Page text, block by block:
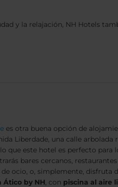
y la relajación, NH Hotels
es otra buena opción de
Liberdade, una calle arbolada
que este hotel es perfecto para
bares cercanos, restaurantes
ocio, o, simplemente, disfruta
Ático by NH, con piscina al aire